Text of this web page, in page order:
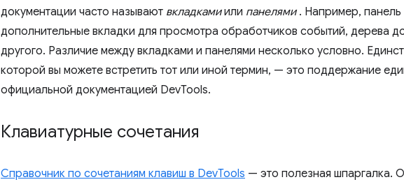
документации часто называют вкладкамиили панелями. Например, панель
дополнительные вкладки для просмотра обработчиков событий, дерева
другого. Различие между вкладками и панелями несколько условно.
которой вы можете встретить тот или иной термин, — это поддержание
официальной документацией DevTools.
Клавиатурные сочетания
Справочник по сочетаниям клавиш в DevTools — это полезная шпаргалка.